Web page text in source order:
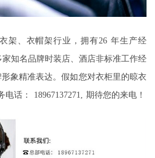
架、衣帽架行业，拥有26 年生产经
家知名品牌时装店、酒店非标准工作经
象精准表达。假如您对衣柜里的晾衣
电话： 18967137271, 期待您的来电！